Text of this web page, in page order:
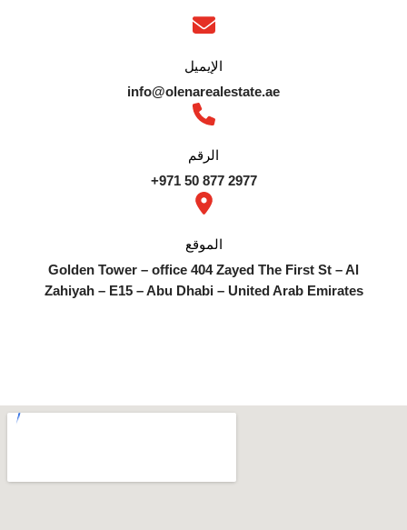
الإيميل
info@olenarealestate.ae
الرقم
2977 877 50 971+
الموقع
Golden Tower – office 404 Zayed The First St – Al
Zahiyah – E15 – Abu Dhabi – United Arab Emirates